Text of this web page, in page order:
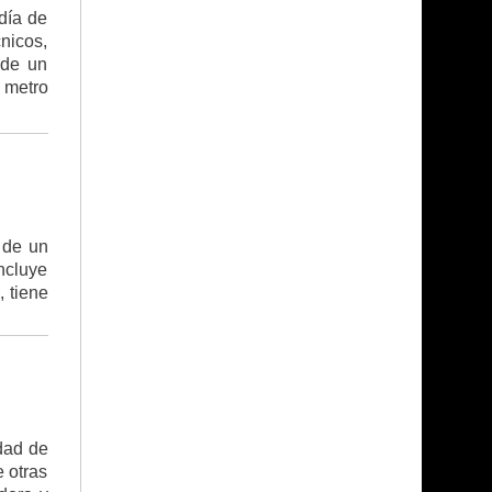
de
un
un
tiene
de
otras